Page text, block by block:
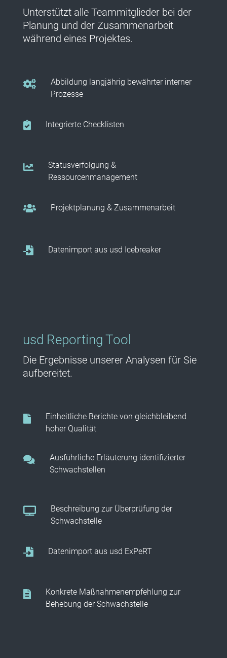
Unterstützt alle Teammitglieder bei der
Planung und der Zusammenarbeit
während eines Projektes.
Abbildung langjährig bewährter interner
Prozesse
Integrierte Checklisten
Statusverfolgung &
Ressourcenmanagement
Projektplanung & Zusammenarbeit
Datenimport aus usd Icebreaker
usd Reporting Tool
Die Ergebnisse unserer Analysen für Sie
aufbereitet.
Einheitliche Berichte von gleichbleibend
hoher Qualität
Ausführliche Erläuterung identifizierter
Schwachstellen
Beschreibung zur Überprüfung der
Schwachstelle
Datenimport aus usd ExPeRT
Konkrete Maßnahmenempfehlung zur
Behebung der Schwachstelle